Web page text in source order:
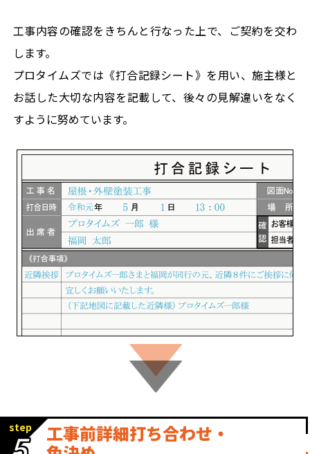
工事内容の確認をきちんと行なった上で、ご契約を交わ
します。
プロタイムズでは《打合記録シート》を用い、施主様と
お話した大切な内容を記載して、後々の見解違いをなく
すように努めています。
step
工事前詳細打ち合わせ・